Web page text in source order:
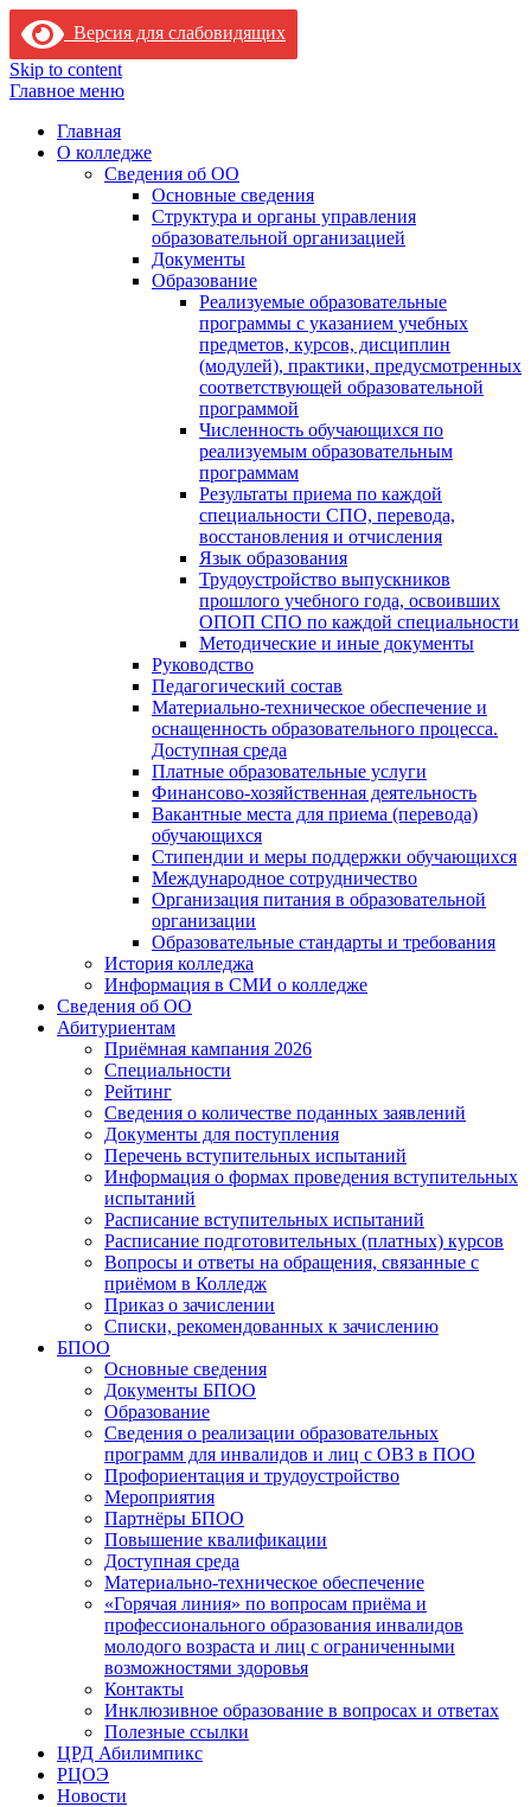
Версия для слабовидящих
Skip to content
Главное меню
Главная
О колледже
Сведения об ОО
Основные сведения
Структура и органы управления
образовательной организацией
Документы
Образование
Реализуемые образовательные
программы с указанием учебных
предметов, курсов, дисциплин
(модулей), практики, предусмотренных
соответствующей образовательной
программой
Численность обучающихся по
реализуемым образовательным
программам
Результаты приема по каждой
специальности СПО, перевода,
восстановления и отчисления
Язык образования
Трудоустройство выпускников
прошлого учебного года, освоивших
ОПОП СПО по каждой специальности
Методические и иные документы
Руководство
Педагогический состав
Материально-техническое обеспечение и
оснащенность образовательного процесса.
Доступная среда
Платные образовательные услуги
Финансово-хозяйственная деятельность
Вакантные места для приема (перевода)
обучающихся
Стипендии и меры поддержки обучающихся
Международное сотрудничество
Организация питания в образовательной
организации
Образовательные стандарты и требования
История колледжа
Информация в СМИ о колледже
Сведения об ОО
Абитуриентам
Приёмная кампания 2026
Специальности
Рейтинг
Сведения о количестве поданных заявлений
Документы для поступления
Перечень вступительных испытаний
Информация о формах проведения вступительных
испытаний
Расписание вступительных испытаний
Расписание подготовительных (платных) курсов
Вопросы и ответы на обращения, связанные с
приёмом в Колледж
Приказ о зачислении
Списки, рекомендованных к зачислению
БПОО
Основные сведения
Документы БПОО
Образование
Сведения о реализации образовательных
программ для инвалидов и лиц с ОВЗ в ПОО
Профориентация и трудоустройство
Мероприятия
Партнёры БПОО
Повышение квалификации
Доступная среда
Материально-техническое обеспечение
«Горячая линия» по вопросам приёма и
профессионального образования инвалидов
молодого возраста и лиц с ограниченными
возможностями здоровья
Контакты
Инклюзивное образование в вопросах и ответах
Полезные ссылки
ЦРД Абилимпикс
РЦОЭ
Новости